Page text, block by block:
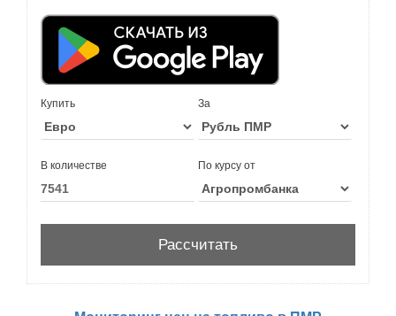
Купить За
В количестве По курсу от